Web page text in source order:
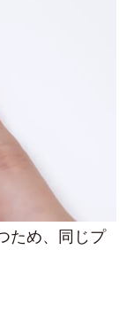
ため、同じプ